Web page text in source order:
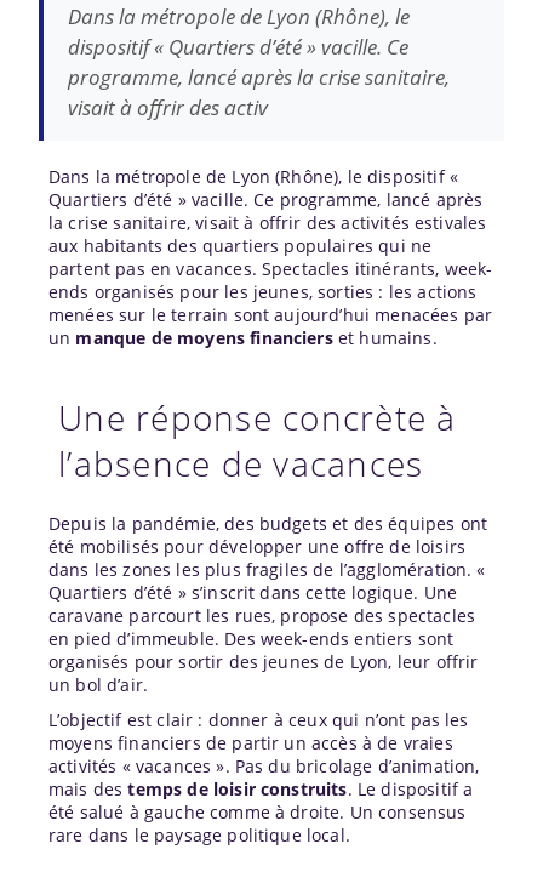
Dans la métropole de Lyon (Rhône), le
dispositif « Quartiers d’été » vacille. Ce
programme, lancé après la crise sanitaire,
visait à offrir des activ
Dans la métropole de Lyon (Rhône), le dispositif «
Quartiers d’été » vacille. Ce programme, lancé après
la crise sanitaire, visait à offrir des activités estivales
aux habitants des quartiers populaires qui ne
partent pas en vacances. Spectacles itinérants, week-
ends organisés pour les jeunes, sorties : les actions
menées sur le terrain sont aujourd’hui menacées par
un manque de moyens financierset humains.
Une réponse concrète à
l’absence de vacances
Depuis la pandémie, des budgets et des équipes ont
été mobilisés pour développer une offre de loisirs
dans les zones les plus fragiles de l’agglomération. «
Quartiers d’été » s’inscrit dans cette logique. Une
caravane parcourt les rues, propose des spectacles
en pied d’immeuble. Des week-ends entiers sont
organisés pour sortir des jeunes de Lyon, leur offrir
un bol d’air.
L’objectif est clair : donner à ceux qui n’ont pas les
moyens financiers de partir un accès à de vraies
activités « vacances ». Pas du bricolage d’animation,
mais destemps de loisir construits. Le dispositif a
été salué à gauche comme à droite. Un consensus
rare dans le paysage politique local.